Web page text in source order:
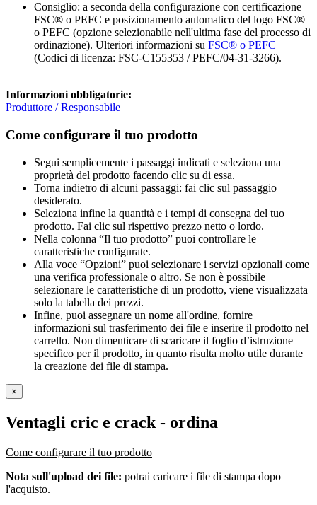
Consiglio: a seconda della configurazione con certificazione
FSC® o PEFC e posizionamento automatico del logo FSC®
o PEFC (opzione selezionabile nell'ultima fase del processo di
ordinazione). Ulteriori informazioni su FSC® o PEFC
(Codici di licenza: FSC-C155353 / PEFC/04-31-3266).
Informazioni obbligatorie:
Produttore / Responsabile
Come configurare il tuo prodotto
Segui semplicemente i passaggi indicati e seleziona una
proprietà del prodotto facendo clic su di essa.
Torna indietro di alcuni passaggi: fai clic sul passaggio
desiderato.
Seleziona infine la quantità e i tempi di consegna del tuo
prodotto. Fai clic sul rispettivo prezzo netto o lordo.
Nella colonna “Il tuo prodotto” puoi controllare le
caratteristiche configurate.
Alla voce “Opzioni” puoi selezionare i servizi opzionali come
una verifica professionale o altro. Se non è possibile
selezionare le caratteristiche di un prodotto, viene visualizzata
solo la tabella dei prezzi.
Infine, puoi assegnare un nome all'ordine, fornire
informazioni sul trasferimento dei file e inserire il prodotto nel
carrello. Non dimenticare di scaricare il foglio d’istruzione
specifico per il prodotto, in quanto risulta molto utile durante
la creazione dei file di stampa.
×
Ventagli cric e crack - ordina
Come configurare il tuo prodotto
Nota sull'upload dei file: potrai caricare i file di stampa dopo
l'acquisto.